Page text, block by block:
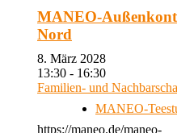
MANEO-
Nord
8. März 2028
13:30 - 16:30
Familien- und
MANEO-
https://maneo.de/maneo-